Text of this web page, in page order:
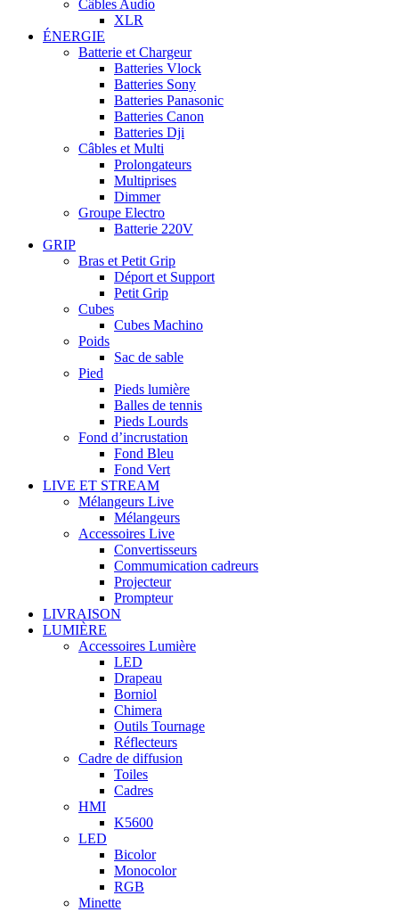
Câbles Audio
XLR
ÉNERGIE
Batterie et Chargeur
Batteries Vlock
Batteries Sony
Batteries Panasonic
Batteries Canon
Batteries Dji
Câbles et Multi
Prolongateurs
Multiprises
Dimmer
Groupe Electro
Batterie 220V
GRIP
Bras et Petit Grip
Déport et Support
Petit Grip
Cubes
Cubes Machino
Poids
Sac de sable
Pied
Pieds lumière
Balles de tennis
Pieds Lourds
Fond d’incrustation
Fond Bleu
Fond Vert
LIVE ET STREAM
Mélangeurs Live
Mélangeurs
Accessoires Live
Convertisseurs
Commumication cadreurs
Projecteur
Prompteur
LIVRAISON
LUMIÈRE
Accessoires Lumière
LED
Drapeau
Borniol
Chimera
Outils Tournage
Réflecteurs
Cadre de diffusion
Toiles
Cadres
HMI
K5600
LED
Bicolor
Monocolor
RGB
Minette